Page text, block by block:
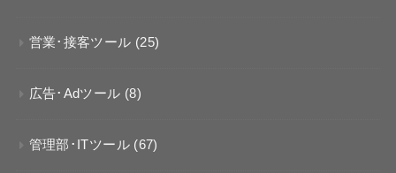
営業･接客ツール (25)
広告･Adツール (8)
管理部･ITツール (67)